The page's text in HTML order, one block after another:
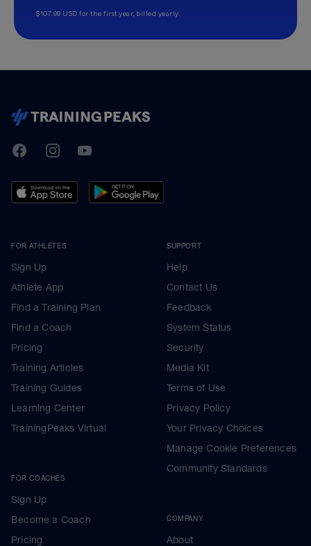
$107.99 USD for the first year, billed yearly.
TrainingPeaks
FacebookInstagramYoutube
FOR ATHLETES
Sign Up
Athlete App
Find a Training Plan
Find a Coach
Pricing
Training Articles
Training Guides
Learning Center
TrainingPeaks Virtual
FOR COACHES
Sign Up
Become a Coach
Pricing
SUPPORT
Help
Contact Us
Feedback
System Status
Security
Media Kit
Terms of Use
Privacy Policy
Your Privacy Choices
Manage Cookie Preferences
Community Standards
COMPANY
About